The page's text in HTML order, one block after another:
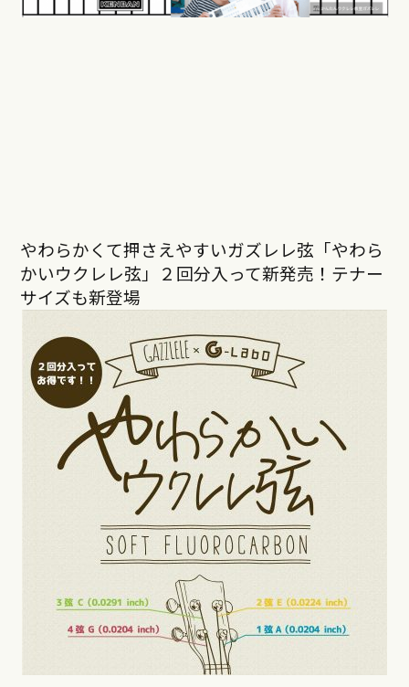
やわらかくて押さえやすいガズレレ弦「やわら
かいウクレレ弦」２回分入って新発売！テナー
サイズも新登場